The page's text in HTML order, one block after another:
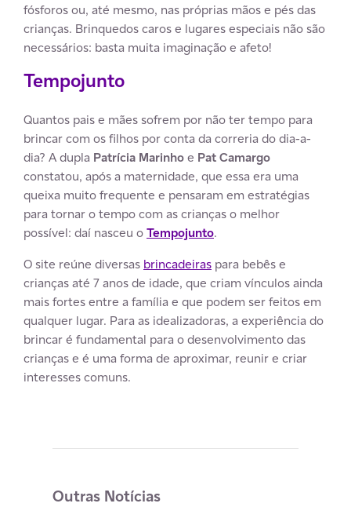
fósforos ou, até mesmo, nas próprias mãos e pés das
crianças. Brinquedos caros e lugares especiais não são
necessários: basta muita imaginação e afeto!
Tempojunto
Quantos pais e mães sofrem por não ter tempo para
brincar com os filhos por conta da correria do dia-a-
dia? A dupla Patrícia Marinhoe Pat Camargo
constatou, após a maternidade, que essa era uma
queixa muito frequente e pensaram em estratégias
para tornar o tempo com as crianças o melhor
possível: daí nasceu oTempojunto.
O site reúne diversas brincadeiras para bebês e
crianças até 7 anos de idade, que criam vínculos ainda
mais fortes entre a família e que podem ser feitos em
qualquer lugar. Para as idealizadoras, a experiência do
brincar é fundamental para o desenvolvimento das
crianças e é uma forma de aproximar, reunir e criar
interesses comuns.
Outras Notícias